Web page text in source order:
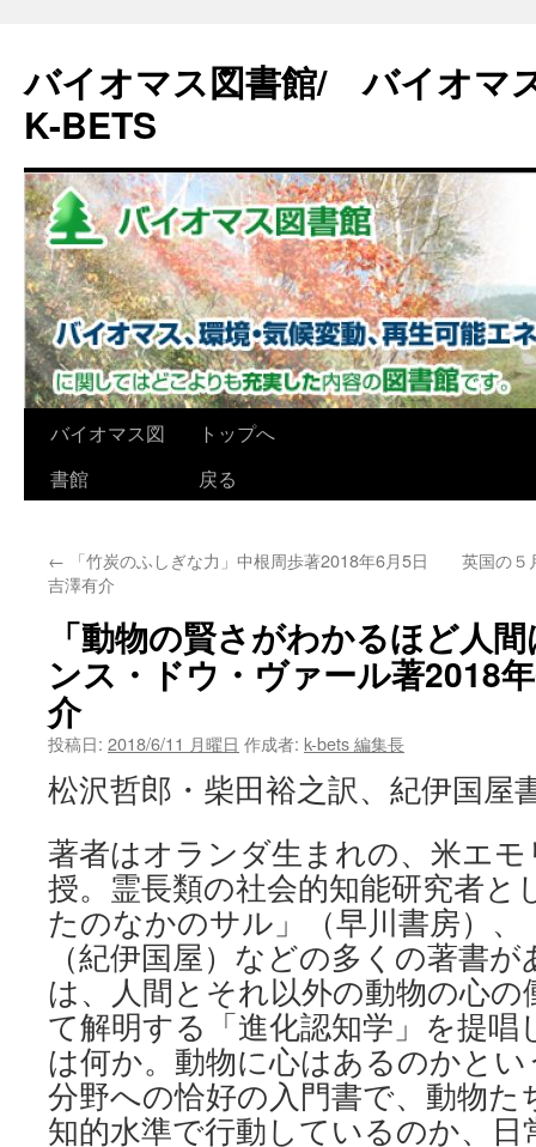
バイオマス図書館/ バイオマ
K-BETS
ン
ン
ス
キ
ッ
プ
バイオマス図
書館
トップへ
戻る
← 「竹炭のふしぎな力」中根周歩著2018年6月5日
吉澤有介
英国の５
「動物の賢さがわかるほど人
ンス・ドウ・ヴァール著2018
介
投稿日: 2018/6/11 月曜日 作成者: k-bets 編集長
松沢哲郎・柴田裕之訳、紀伊国屋
著者はオランダ生まれの、米エ
授。霊長類の社会的知能研究者と
たのなかのサル」（早川書房）、
（紀伊国屋）などの多くの著書
は、人間とそれ以外の動物の心
て解明する「進化認知学」を提
は何か。動物に心はあるのかと
分野への恰好の入門書で、動物
知的水準で行動しているのか、